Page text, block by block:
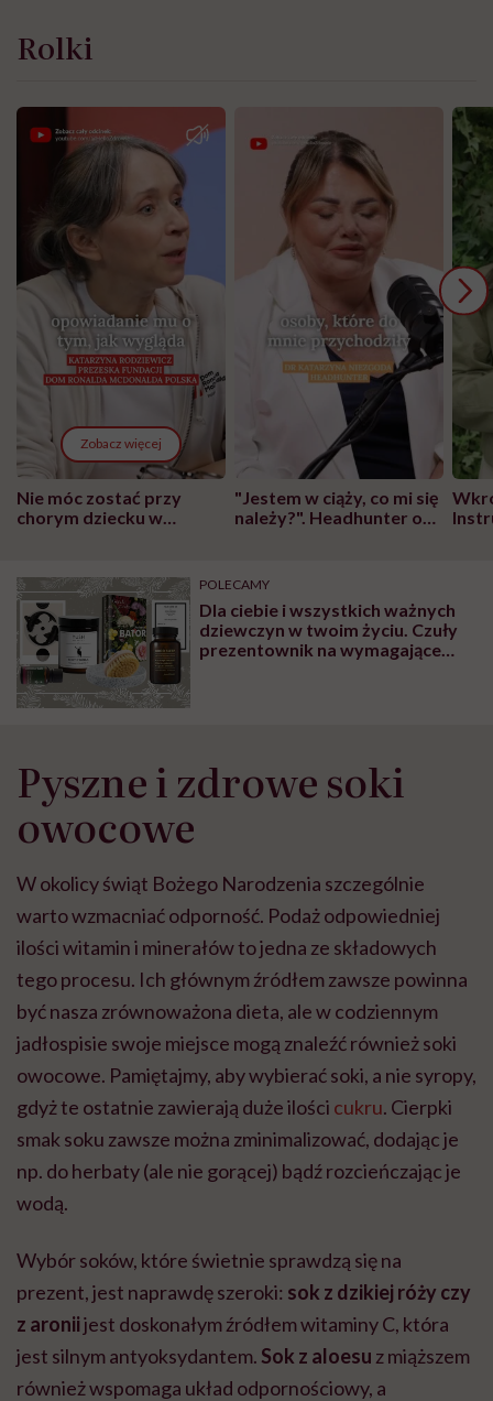
Rolki
Zobacz więcej
Nie móc zostać przy
chorym dziecku w
może chyba tylko
głupota i brak
wyobraźni"
"Jestem w ciąży, co mi się
należy?". Headhunter o
pracy
POLECAMY
Dla ciebie i wszystkich ważnych
dziewczyn w twoim życiu. Czuły
prezentownik na wymagające
Pyszne i zdrowe soki
owocowe
W okolicy świąt Bożego Narodzenia szczególnie
warto wzmacniać odporność. Podaż odpowiedniej
ilości witamin i minerałów to jedna ze składowych
tego procesu. Ich głównym źródłem zawsze powinna
być nasza zrównoważona dieta, ale w codziennym
jadłospisie swoje miejsce mogą znaleźć również soki
owocowe. Pamiętajmy, aby wybierać soki, a nie syropy,
gdyż te ostatnie zawierają duże ilości cukru. Cierpki
smak soku zawsze można zminimalizować, dodając je
np. do herbaty (ale nie gorącej) bądź rozcieńczając je
wodą.
Wybór soków, które świetnie sprawdzą się na
prezent, jest naprawdę szeroki: sok z dzikiej róży czy
z aroniijest doskonałym źródłem witaminy C, która
jest silnym antyoksydantem. Sok z aloesu z miąższem
również wspomaga układ odpornościowy, a